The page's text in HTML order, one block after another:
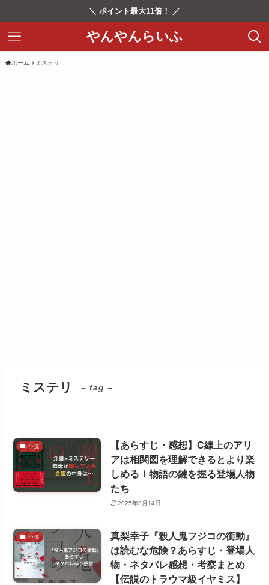
＼ ポイント最大11倍！ ／
やんやんらいふ
ホーム ミステリ
ミステリ – tag –
小説
【あらすじ・感想】C線上のアリ
アは相関図を理解できるとより楽
しめる！物語の鍵を握る登場人物
たち
2025年8月14日
小説
真梨幸子『殺人鬼フジコの衝動』
は読むな危険？あらすじ・登場人
物・ネタバレ感想・考察まとめ
【伝説のトラウマ級イヤミス】